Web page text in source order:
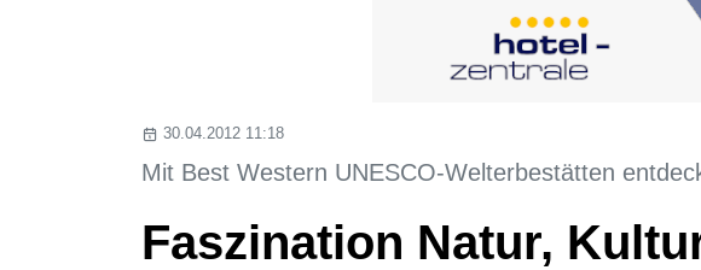
30.04.2012 11:18
Mit Best Western UNESCO-Welterbestätten
Faszination Natur,